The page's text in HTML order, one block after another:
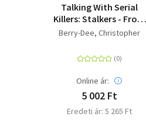
Talking With Serial
Killers: Stalkers - From
the UK's No. 1 True
Berry-Dee, Christopher
Online ár:
5 002 Ft
Eredeti ár: 5 265 Ft